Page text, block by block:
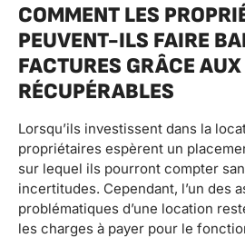
COMMENT LES
PEUVENT-ILS FAIRE
FACTURES GRÂCE
RÉCUPÉRABLES
Lorsqu’ils investissent dans la
propriétaires espèrent un
sur lequel ils pourront compter
incertitudes. Cependant, l’un des
problématiques d’une location
les charges à payer pour le